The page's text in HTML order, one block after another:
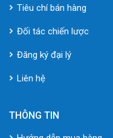
Tiêu chí bán hàng
Đối tác chiến lược
Đăng ký đại lý
Liên hệ
THÔNG TIN